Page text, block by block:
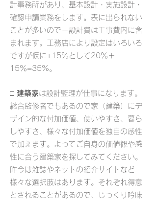
計事務所があり、基本設計・実施設計・
確認申請業務をします。表に出られない
ことが多いので＋設計費は工事費内に含
まれます。工務店により設定はいろいろ
ですが仮に+15％として20％＋
15％=35%。
□ 建築家は設計監理が仕事になります。
総合監修者でもあるので家（建築）にデ
ザイン的な付加価値、使いやすさ、暮ら
しやすさ、様々な付加価値を独自の感性
で加えます。よってご自身の価値観や感
性に合う建築家を探してみてください。
昨今は雑誌やネットの紹介サイトなど
様々な選択肢はあります。それぞれ得意
とされることがあるので、じっくり吟味